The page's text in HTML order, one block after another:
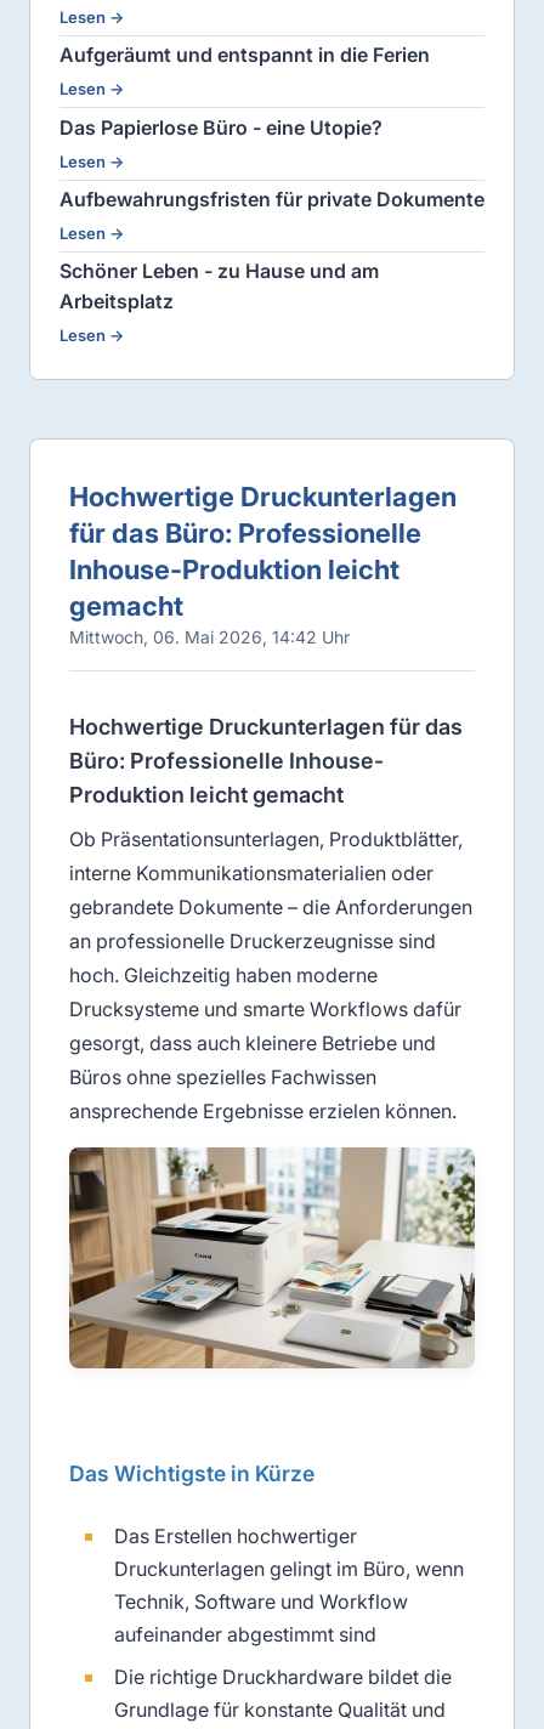
Hochwertige Druckunterlagen
für das Büro: Professionelle
Inhouse-Produktion leicht
gemacht
Mittwoch, 06. Mai 2026, 14:42 Uhr
Hochwertige Druckunterlagen für das
Büro: Professionelle Inhouse-
Produktion leicht gemacht
Ob Präsentationsunterlagen, Produktblätter,
interne Kommunikationsmaterialien oder
gebrandete Dokumente – die Anforderungen
an professionelle Druckerzeugnisse sind
hoch. Gleichzeitig haben moderne
Drucksysteme und smarte Workflows dafür
gesorgt, dass auch kleinere Betriebe und
Büros ohne spezielles Fachwissen
ansprechende Ergebnisse erzielen können.
Das Wichtigste in Kürze
Das Erstellen hochwertiger
Druckunterlagen gelingt im Büro, wenn
Technik, Software und Workflow
aufeinander abgestimmt sind
Die richtige Druckhardware bildet die
Grundlage für konstante Qualität und
Lesen →
Aufgeräumt und entspannt in die Ferien
Lesen →
Das Papierlose Büro - eine Utopie?
Lesen →
Aufbewahrungsfristen für private Dokumente
Lesen →
Schöner Leben - zu Hause und am
Arbeitsplatz
Lesen →